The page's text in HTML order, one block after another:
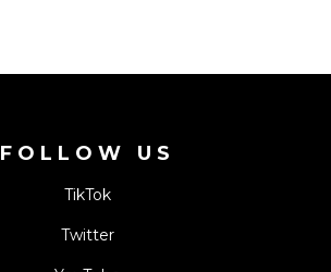
FOLLOW US
TikTok
Twitter